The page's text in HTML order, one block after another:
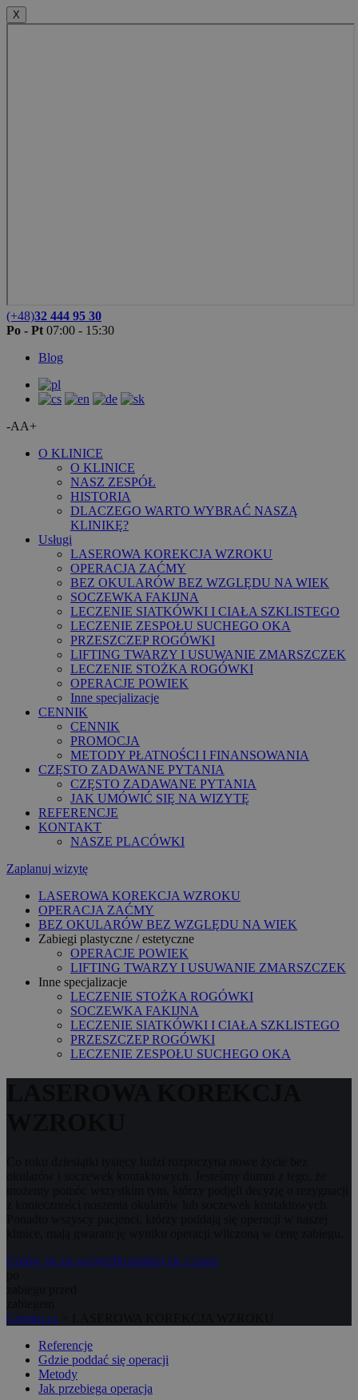
X
(+48)32 444 95 30
Po - Pt 07:00 - 15:30
Blog
-AA+
O KLINICE
O KLINICE
NASZ ZESPÓŁ
HISTORIA
DLACZEGO WARTO WYBRAĆ NASZĄ
KLINIKĘ?
Usługi
LASEROWA KOREKCJA WZROKU
OPERACJA ZAĆMY
BEZ OKULARÓW BEZ WZGLĘDU NA WIEK
SOCZEWKA FAKIJNA
LECZENIE SIATKÓWKI I CIAŁA SZKLISTEGO
LECZENIE ZESPOŁU SUCHEGO OKA
PRZESZCZEP ROGÓWKI
LIFTING TWARZY I USUWANIE ZMARSZCZEK
LECZENIE STOŻKA ROGÓWKI
OPERACJE POWIEK
Inne specjalizacje
CENNIK
CENNIK
PROMOCJA
METODY PŁATNOŚCI I FINANSOWANIA
CZĘSTO ZADAWANE PYTANIA
CZĘSTO ZADAWANE PYTANIA
JAK UMÓWIĆ SIĘ NA WIZYTĘ
REFERENCJE
KONTAKT
NASZE PLACÓWKI
Zaplanuj wizytę
LASEROWA KOREKCJA WZROKU
OPERACJA ZAĆMY
BEZ OKULARÓW BEZ WZGLĘDU NA WIEK
Zabiegi plastyczne / estetyczne
OPERACJE POWIEK
LIFTING TWARZY I USUWANIE ZMARSZCZEK
Inne specjalizacje
LECZENIE STOŻKA ROGÓWKI
SOCZEWKA FAKIJNA
LECZENIE SIATKÓWKI I CIAŁA SZKLISTEGO
PRZESZCZEP ROGÓWKI
LECZENIE ZESPOŁU SUCHEGO OKA
Umów się na wizytęSkontaktuj się z nami
Gemini.cz
Referencje
Gdzie poddać się operacji
Metody
Jak przebiega operacja